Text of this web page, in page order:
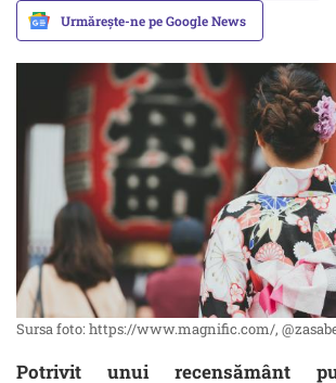
Urmărește-ne pe Google News
Sursa foto: https://www.magnific.com/,
Potrivit unui recensământ